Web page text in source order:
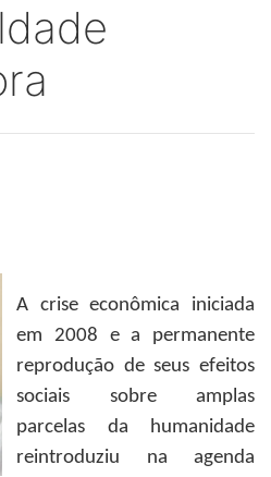
A crise econômica iniciada
em 2008 e a permanente
reprodução de seus efeitos
sociais sobre amplas
parcelas da humanidade
reintroduziu na agenda